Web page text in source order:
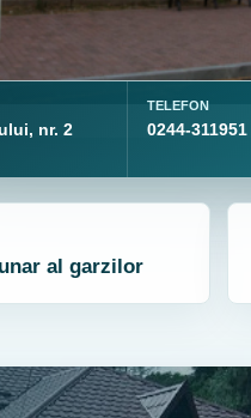
nr. 2
TELEFON
0244-311951
al garzilor